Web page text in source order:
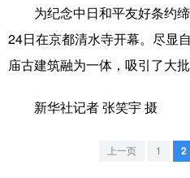
文化产业
为纪念中日和平友好条约缔
24日在京都清水寺开幕。尽显
庙古建筑融为一体，吸引了大
新华社记者 张笑宇 摄
上一页 1 2